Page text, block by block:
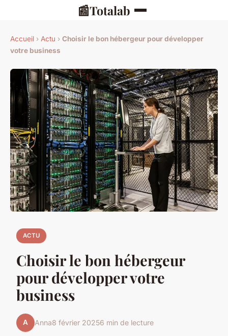
📰Totalab
Accueil › Actu › Choisir le bon hébergeur pour développer
votre business
ACTU
Choisir le bon hébergeur
pour développer votre
business
A Anna8 février 20256 min de lecture